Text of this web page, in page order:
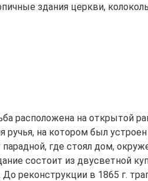
здания церкви,
расположена на открытой
ручья, на котором был
парадной, где стоял дом,
состоит из двусветной
реконструкции в 1865 г.